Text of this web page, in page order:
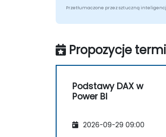
Przetłumaczone przez sztuczną
Propozycje
Podstawy DAX w
Power BI
2026-09-29 09:00